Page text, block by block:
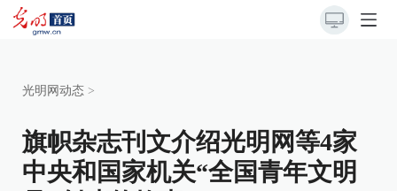
光明网动态 >
旗帜杂志刊文介绍光明网等4家
中央和国家机关“全国青年文明